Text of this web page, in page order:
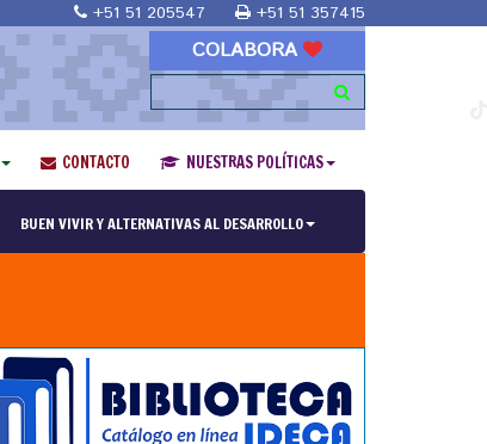
+51 51 205547 +51 51 357415
COLABORA
CONTACTO NUESTRAS POLÍTICAS
BUEN VIVIR Y ALTERNATIVAS AL DESARROLLO